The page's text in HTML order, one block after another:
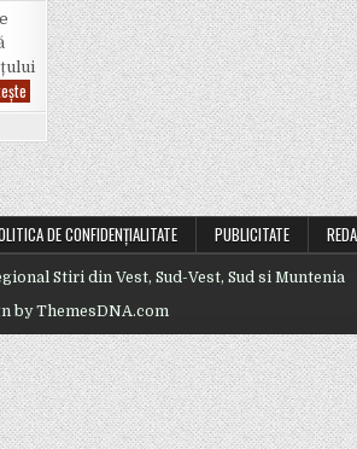
În
atenția
persoanelor
care
doresc
vaccinarea
în
cabinetele
medicilor
de
familie
din
Arad
DE CONFIDENȚIALITATE PUBLICITATE
Stiri din Vest, Sud-Vest, Sud si Muntenia
by ThemesDNA.com